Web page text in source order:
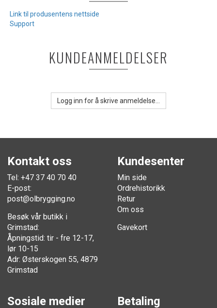
Link til produsentens nettside
Support
KUNDEANMELDELSER
Logg inn for å skrive anmeldelse...
Kontakt oss
Tel: +47 37 40 70 40
E-post:
post@olbrygging.no
Besøk vår butikk i
Grimstad:
Åpningstid: tir - fre 12-17,
lør 10-15
Adr: Østerskogen 55, 4879
Grimstad
Kundesenter
Min side
Ordrehistorikk
Retur
Om oss
Gavekort
Sosiale medier Betaling